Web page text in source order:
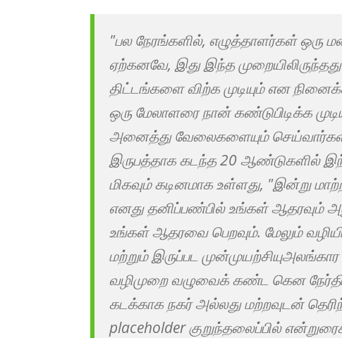
"பல நேரங்களில், எழுத்தாளர்கள் ஒரு
ஏற்கனவே, இது இந்த
திட்டங்களை விற்க முடியும் என
ஒரு மேலாளரை நான் கண்டுபிடிக்க
அனைத்து வேலைகளையும்
இருபத்தாக கடந்த 20 ஆண்டுகளில்
மிகவும் கடினமாக உள்ளது, "இன்று
எனது தனிப்பண்பில் உங்கள் ஆதரவும்
உங்கள் ஆதரவை பெறவும். மேலும்
மற்றும் இருப்பட
வழிமுறை வழுவைக் கண்ட கென
கடக்காக நகர் அல்லது மற்றவுடன்
placeholder குறுந்தலைப்பில்